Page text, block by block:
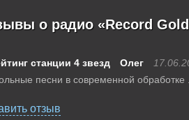
о радио «Record
Олег
песни в современной обработке
отзыв